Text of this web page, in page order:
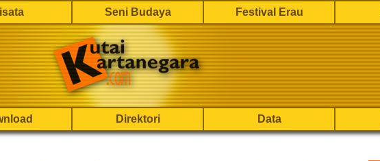
Seni Budaya Festival Erau
Direktori Data